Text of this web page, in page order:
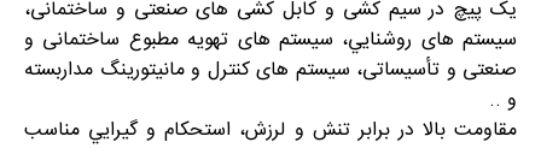
یک پیچ در سيم کشی و کابل کشی های صنعتی و ساختمانی،
سيستم های روشنايي، سیستم های تهويه مطبوع ساختمانی و
صنعتی و تأسيساتی، سيستم های کنترل و مانيتورينگ مداربسته
و ..
مقاومت بالا در برابر تنش و لرزش، استحکام و گيرايي مناسب